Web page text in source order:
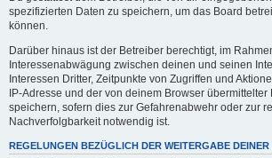
spezifizierten Daten zu speichern, um das Board
können.
Darüber hinaus ist der Betreiber berechtigt, im
Interessenabwägung zwischen deinen und seinen
Interessen Dritter, Zeitpunkte von Zugriffen und
IP-Adresse und der von deinem Browser übermittelter
speichern, sofern dies zur Gefahrenabwehr oder zur
Nachverfolgbarkeit notwendig ist.
REGELUNGEN BEZÜGLICH DER WEITERGABE DEINER